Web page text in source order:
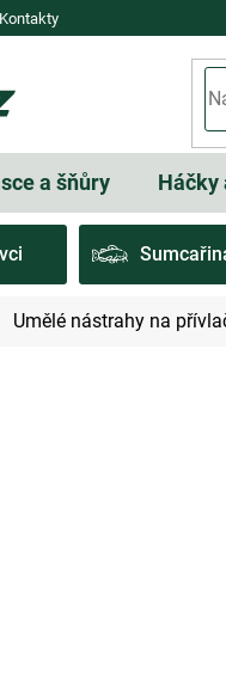
Kontakty
a šňůry Háčky
Umělé nástrahy na